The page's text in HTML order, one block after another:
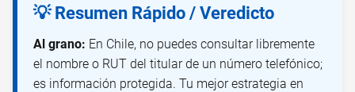
💡 Resumen Rápido / Veredicto
Al grano: En Chile, no puedes consultar libremente
el nombre o RUT del titular de un número telefónico;
es información protegida. Tu mejor estrategia en